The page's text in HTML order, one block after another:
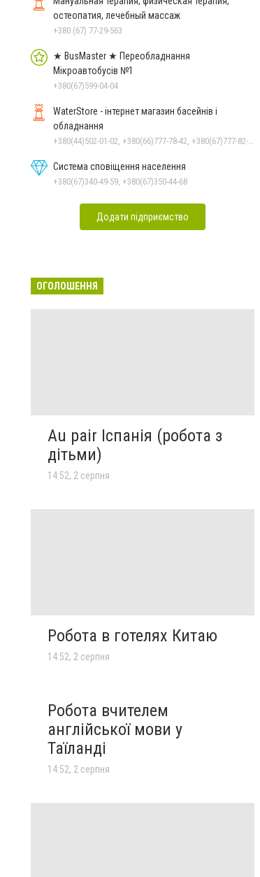
остеопатия, лечебный массаж
+380 (67) 77-29-563
★ BusMaster ★ Переобладнання
Мікроавтобусів №1
+380(67)599-04-04
WaterStore - інтернет магазин басейнів і
обладнання
Система сповіщення населення
+380(67)340-49-59, +380(67)350-44-68
Додати підприємство
ОГОЛОШЕННЯ
Au pair Іспанія (робота з
дітьми)
14:52, 2 серпня
Робота в готелях Китаю
14:52, 2 серпня
Робота вчителем
англійської мови у
Таїланді
14:52, 2 серпня